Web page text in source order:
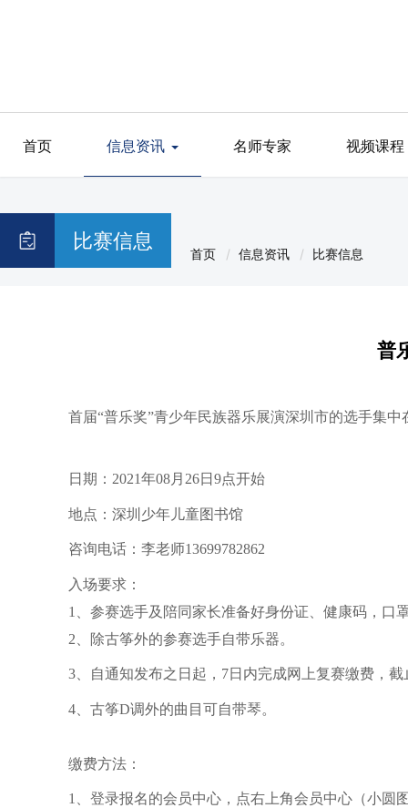
首页 信息资讯 名师专家 视频课程
比赛信息
首页 信息资讯 比赛信息
普
首届“普乐奖”青少年民族器乐展演深圳市的选手集
日期：2021年08月26日9点开始
地点：深圳少年儿童图书馆
咨询电话：李老师13699782862
入场要求：
1、参赛选手及陪同家长准备好身份证、健康码，口
2、除古筝外的参赛选手自带乐器。
3、自通知发布之日起，7日内完成网上复赛缴费，截
4、古筝D调外的曲目可自带琴。
缴费方法：
1、登录报名的会员中心，点右上角会员中心（小圆